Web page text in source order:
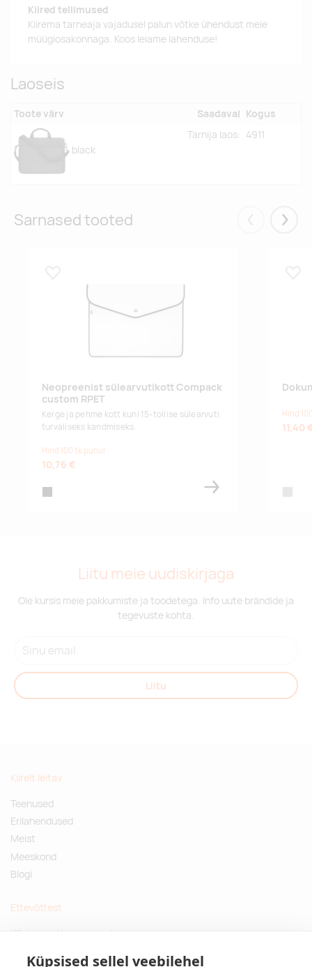
Küpsised sellel veebilehel
Kiired tellimused
Kiirema tarneaja vajadusel palun võtke ühendust meie
müügiosakonnaga. Koos leiame lahenduse!
Laoseis
Toote värv Saadaval Kogus
black
Tarnija laos: 4911
Sarnased tooted Eelmised
Neopreenist sülearvutikott Compack
custom RPET
Kerge ja pehme kott kuni 15-tollise sülearvuti
turvaliseks kandmiseks.
Hind 100 tk puhul
10,76 €
Hind
11,40
Liitu meie uudiskirjaga
Ole kursis meie pakkumiste ja toodetega. Info uute brändide ja
tegevuste kohta.
Liitu
Kiirelt leitav
Teenused
Erilahendused
Meist
Meeskond
Blogi
Ettevõttest
Küsimused ja vastused